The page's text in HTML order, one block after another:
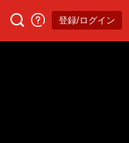
登録/ログイン